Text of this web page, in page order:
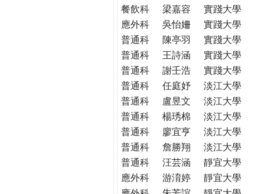
餐飲科
梁嘉容 實踐大學
應外科
吳怡姍 實踐大學
普通科
陳亭羽 實踐大學
普通科
王詩涵 實踐大學
普通科
謝壬浩 實踐大學
普通科
任庭妤 淡江大學
普通科
盧昱文 淡江大學
普通科
楊琇棉 淡江大學
普通科
廖宜亨 淡江大學
普通科
詹勝翔 淡江大學
普通科
汪芸涵 靜宜大學
應外科
游淯婷 靜宜大學